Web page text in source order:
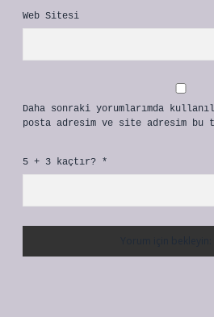
Web Sitesi
Daha sonraki yorumlarımda
posta adresim ve site adresim bu
5 + 3 kaçtır? *